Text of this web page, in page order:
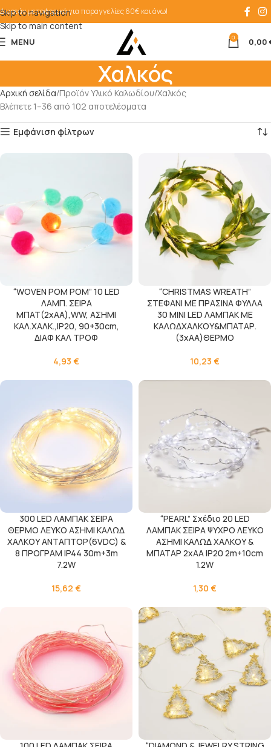
Skip to navigation
Skip to main content
Δωρεάν μεταφορικά για παραγγελίες 60€ και άνω!
MENU 0 0,00
Χαλκός
Αρχική σελίδα Προϊόν Υλικό Καλωδίου Χαλκός
Βλέπετε 1–36 από 102 αποτελέσματα
Εμφάνιση φίλτρων
“WOVEN POM POM” 10 LED
ΛΑΜΠ. ΣΕΙΡΑ
ΜΠΑΤ(2xAA),WW, ΑΣΗΜΙ
ΚΑΛ.ΧΑΛΚ.,IP20, 90+30cm,
ΔΙΑΦ ΚΑΛ ΤΡΟΦ
4,93 €
“CHRISTMAS WREATH”
ΣΤΕΦΑΝΙ ΜΕ ΠΡΑΣΙΝΑ ΦΥΛΛΑ
30 MINI LED ΛΑΜΠΑΚ ΜΕ
ΚΑΛΩΔΧΑΛΚΟΥ&ΜΠΑΤΑΡ.
(3xAA)ΘΕΡΜΟ
10,23 €
300 LED ΛΑΜΠΑΚ ΣΕΙΡΑ
ΘΕΡΜΟ ΛΕΥΚΟ ΑΣΗΜΙ ΚΑΛΩΔ
ΧΑΛΚΟΥ ΑΝΤΑΠΤΟΡ(6VDC) &
8 ΠΡΟΓΡΑΜ IP44 30m+3m
7.2W
15,62 €
“PEARL” Σχέδιο 20 LED
ΛΑΜΠΑΚ ΣΕΙΡΑ ΨΥΧΡΟ ΛΕΥΚΟ
ΑΣΗΜΙ ΚΑΛΩΔ ΧΑΛΚΟΥ &
ΜΠΑΤΑΡ 2xAA IP20 2m+10cm
1.2W
1,30 €